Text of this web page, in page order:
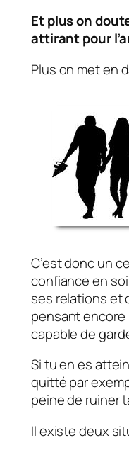
Et plus on
attirant pour
Plus on met en
C’est donc un
confiance en
ses relations et
pensant encore
capable de
Si tu en es
quitté par
peine de ruiner
Il existe deux